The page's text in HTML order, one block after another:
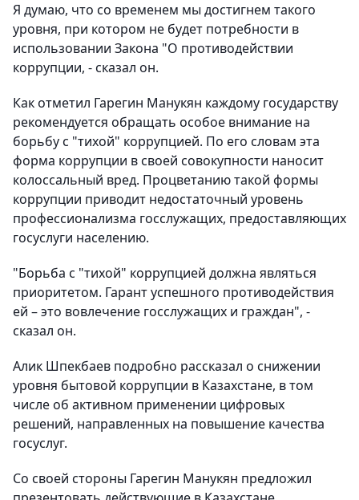
Я думаю, что со временем мы достигнем такого
уровня, при котором не будет потребности в
использовании Закона "О противодействии
коррупции, - сказал он.
Как отметил Гарегин Манукян каждому государству
рекомендуется обращать особое внимание на
борьбу с "тихой" коррупцией. По его словам эта
форма коррупции в своей совокупности наносит
колоссальный вред. Процветанию такой формы
коррупции приводит недостаточный уровень
профессионализма госслужащих, предоставляющих
госуслуги населению.
"Борьба с "тихой" коррупцией должна являться
приоритетом. Гарант успешного противодействия
ей – это вовлечение госслужащих и граждан", -
сказал он.
Алик Шпекбаев подробно рассказал о снижении
уровня бытовой коррупции в Казахстане, в том
числе об активном применении цифровых
решений, направленных на повышение качества
госуслуг.
Со своей стороны Гарегин Манукян предложил